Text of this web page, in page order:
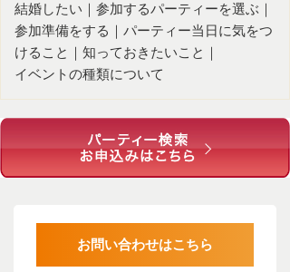
結婚したい ｜ 参加するパーティーを選ぶ ｜
参加準備をする ｜ パーティー当日に気をつ
けること ｜ 知っておきたいこと ｜
イベントの種類について
お問い合わせはこちら